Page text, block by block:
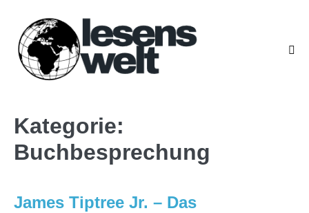
Inhalt
springen
Kategorie:
Buchbesprechung
James Tiptree Jr. – Das